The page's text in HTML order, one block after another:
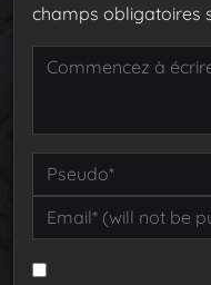
champs obligatoires